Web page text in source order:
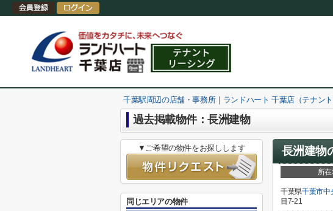
千葉駅周辺の店舗・事務所｜ランドハート 千葉店（テナント
過去掲載物件：長洲建物
長洲建物
所
千葉県千葉市中
目7-21
▼ご希望の物件をお探しします
同じエリアの物件